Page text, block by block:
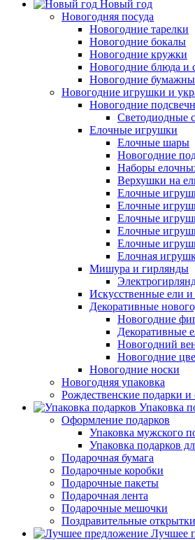
Новый год
Новогодняя посуда
Новогодние тарелки
Новогодние бокалы
Новогодние кружки
Новогодние блюда и
Новогодние
Новогодние игрушки и
Новогодние
Светодиодные
Елочные игрушки
Елочные шары
Новогодние
Наборы
Верхушки на
Елочные
Елочные
Елочные
Елочные
Елочные
Елочная
Мишура и гирлянды
Искусственные ели и
Декоративные
Новогодние
Декоративные
Новогодний
Новогодние
Новогодние носки
Новогодняя упаковка
Рождественские подарки
Упаковка
Оформление подарков
Упаковка мужского
Упаковка подарков
Подарочная бумага
Подарочные коробки
Подарочные пакеты
Подарочная лента
Подарочные мешочки
Поздравительные
Лучшее